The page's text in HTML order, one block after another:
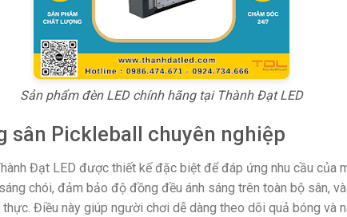
Sản phẩm đèn LED chính hãng tại Thành Đạt LED
sân Pickleball chuyên nghiệp
Đạt LED được thiết kế đặc biệt để đáp ứng nhu cầu của
chói, đảm bảo độ đồng đều ánh sáng trên toàn bộ sân,
Điều này giúp người chơi dễ dàng theo dõi quả bóng và